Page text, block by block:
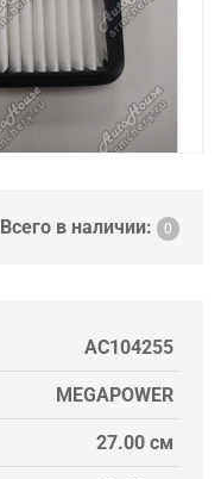
Всего в наличии: 0
AC104255
MEGAPOWER
27.00 см